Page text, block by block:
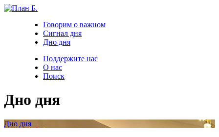
Говорим о важном
Сигнал дня
Дно дня
Поддержите нас
О нас
Поиск
Дно дня
Дно дня